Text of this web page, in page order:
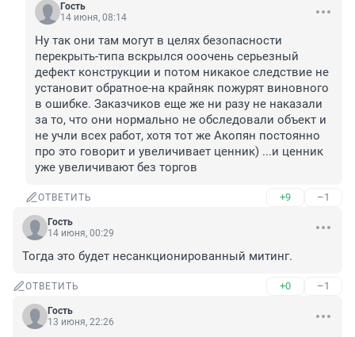
Гость
14 июня, 08:14
Ну так они там могут в целях безопасности
перекрыть-типа вскрылся ооочень серьезный
дефект конструкции и потом никакое следствие не
установит обратное-на крайняк пожурят виновного
в ошибке. Заказчиков еще же ни разу не наказали
за то, что они нормально не обследовали объект и
не учли всех работ, хотя тот же Акопян постоянно
про это говорит и увеличивает ценник) ...и ценник
уже увеличивают без торгов
ОТВЕТИТЬ +9 –1
Гость
14 июня, 00:29
Тогда это будет несанкционированный митинг.
ОТВЕТИТЬ +0 –1
Гость
13 июня, 22:26